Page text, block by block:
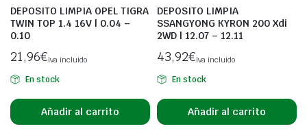
DEPOSITO LIMPIA OPEL TIGRA
TWIN TOP 1.4 16V | 0.04 –
0.10
21,96€Iva incluido
En stock
Añadir al carrito
DEPOSITO LIMPIA
SSANGYONG KYRON 200 Xdi
2WD | 12.07 – 12.11
43,92€Iva incluido
En stock
Añadir al carrito